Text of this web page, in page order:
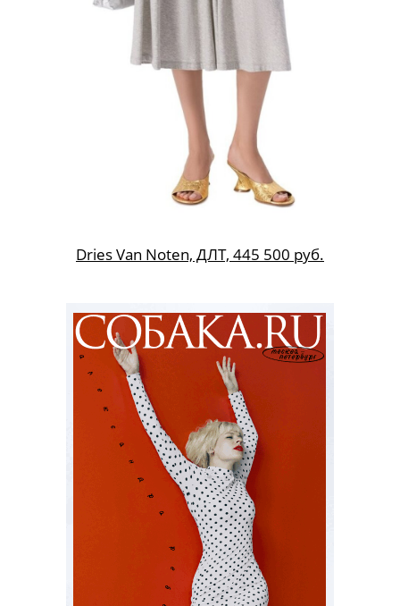
Dries Van Noten, ДЛТ, 445 500 руб.